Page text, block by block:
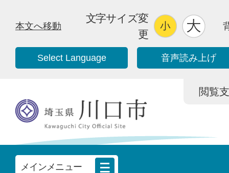
本文へ移動
文字サイズ変
更
Select Language 音声読み上げ
閲覧
メインメニュー